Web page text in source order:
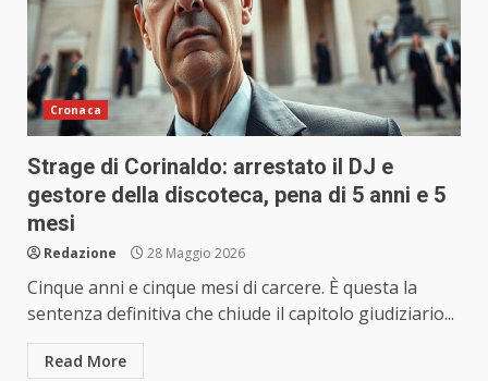
Cronaca
Strage di Corinaldo: arrestato il DJ e
gestore della discoteca, pena di 5 anni e 5
mesi
Redazione 28 Maggio 2026
Cinque anni e cinque mesi di carcere. È questa la
sentenza definitiva che chiude il capitolo giudiziario...
Read More